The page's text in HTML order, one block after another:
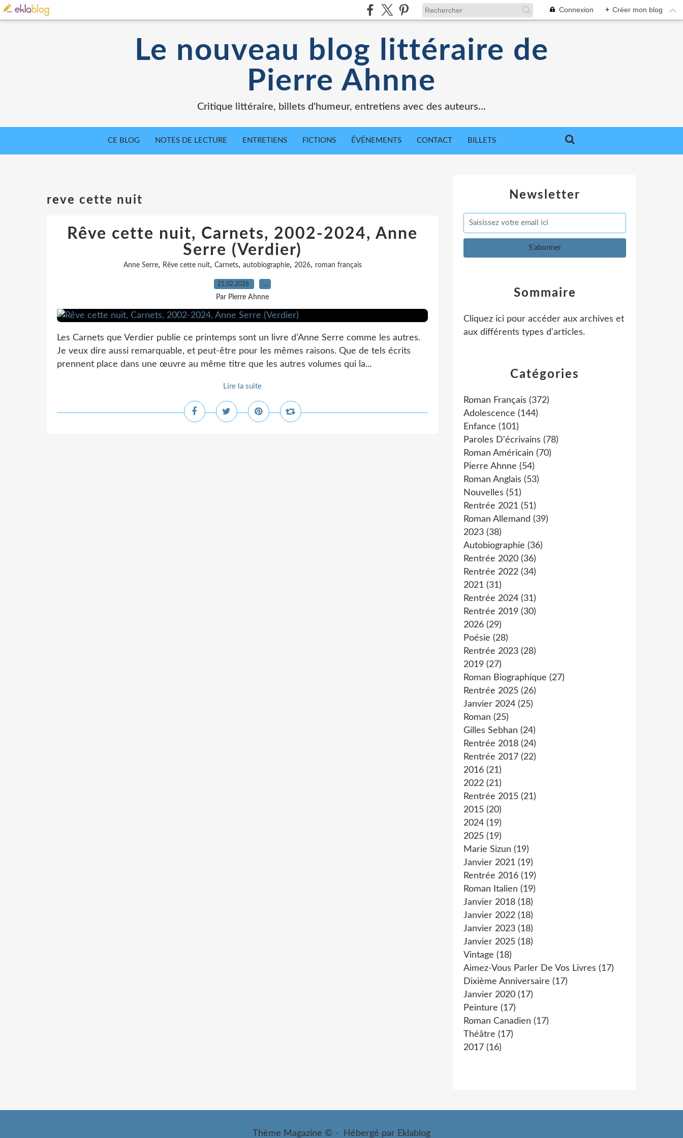
Connexion + Créer mon blog
Le nouveau blog littéraire de
Pierre Ahnne
Critique littéraire, billets d'humeur, entretiens avec des auteurs...
CE BLOG NOTES DE LECTURE ENTRETIENS FICTIONS ÉVÉNEMENTS CONTACT BILLETS
reve cette nuit
Rêve cette nuit, Carnets, 2002-2024, Anne
Serre (Verdier)
Anne Serre, Rêve cette nuit, Carnets, autobiographie, 2026, roman français
21.02.2026 …
Par Pierre Ahnne
Les Carnets que Verdier publie ce printemps sont un livre d’Anne Serre comme les autres.
Je veux dire aussi remarquable, et peut-être pour les mêmes raisons. Que de tels écrits
prennent place dans une œuvre au même titre que les autres volumes qui la...
Lire la suite
Newsletter
Catégories
Roman Français (372)
Adolescence (144)
Enfance (101)
Paroles D'écrivains (78)
Roman Américain (70)
Pierre Ahnne (54)
Roman Anglais (53)
Nouvelles (51)
Rentrée 2021 (51)
Roman Allemand (39)
2023 (38)
Autobiographie (36)
Rentrée 2020 (36)
Rentrée 2022 (34)
2021 (31)
Rentrée 2024 (31)
Rentrée 2019 (30)
2026 (29)
Poésie (28)
Rentrée 2023 (28)
2019 (27)
Roman Biographique (27)
Rentrée 2025 (26)
Janvier 2024 (25)
Roman (25)
Gilles Sebhan (24)
Rentrée 2018 (24)
Rentrée 2017 (22)
2016 (21)
2022 (21)
Rentrée 2015 (21)
2015 (20)
2024 (19)
2025 (19)
Marie Sizun (19)
Janvier 2021 (19)
Rentrée 2016 (19)
Roman Italien (19)
Janvier 2018 (18)
Janvier 2022 (18)
Janvier 2023 (18)
Janvier 2025 (18)
Vintage (18)
Aimez-Vous Parler De Vos Livres (17)
Dixième Anniversaire (17)
Janvier 2020 (17)
Peinture (17)
Roman Canadien (17)
Théâtre (17)
2017 (16)
Sommaire
Cliquez ici pour accéder aux archives et
aux différents types d'articles.
Thème Magazine © - Hébergé par Eklablog